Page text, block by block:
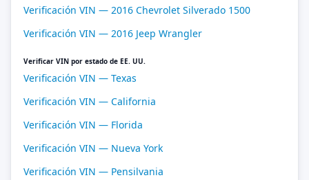
Verificación VIN — 2016 Chevrolet Silverado 1500
Verificación VIN — 2016 Jeep Wrangler
Verificar VIN por estado de EE. UU.
Verificación VIN — Texas
Verificación VIN — California
Verificación VIN — Florida
Verificación VIN — Nueva York
Verificación VIN — Pensilvania